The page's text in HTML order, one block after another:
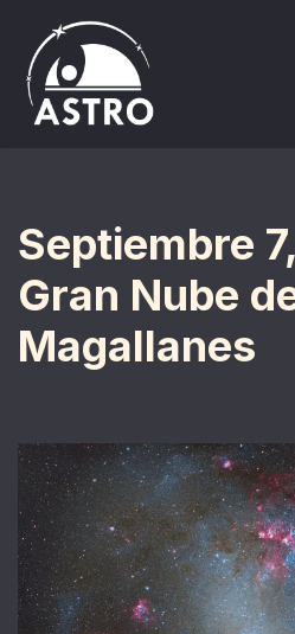
Saltar
al
contenido
Septiembre
Gran Nube
Magallanes